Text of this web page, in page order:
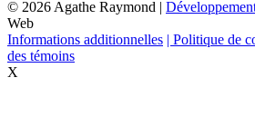
© 2026 Agathe Raymond |
Web
Informations additionnelles | Politique de
des témoins
X